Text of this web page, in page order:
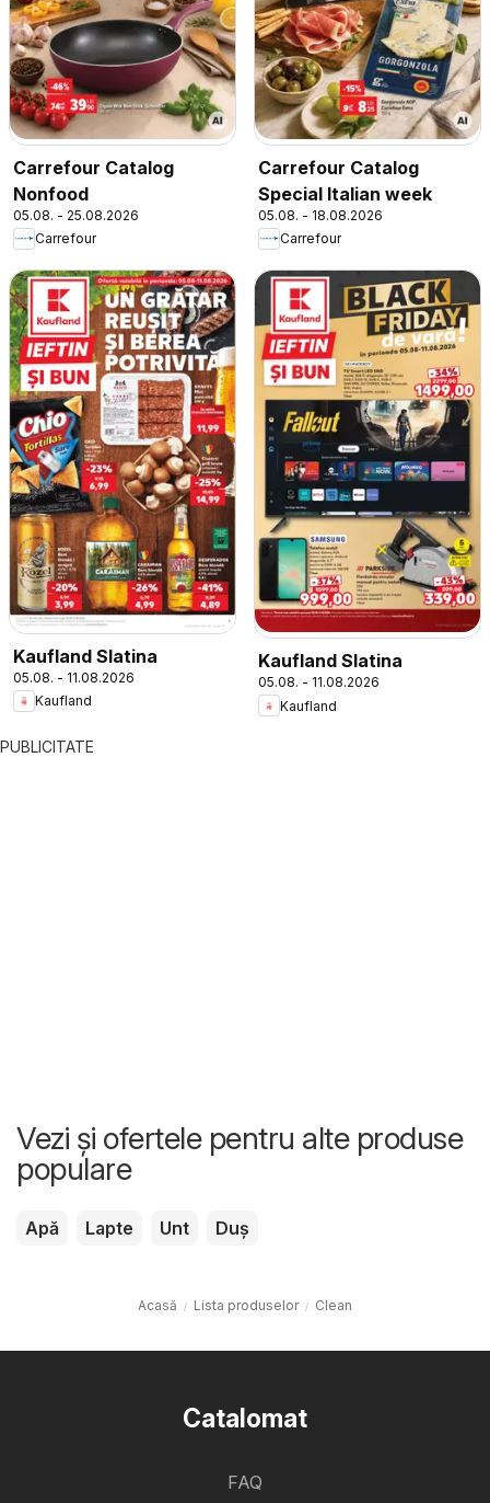
Carrefour Catalog
Nonfood
05.08. - 25.08.2026
Carrefour
Carrefour Catalog
Special Italian week
05.08. - 18.08.2026
Carrefour
Kaufland Slatina
05.08. - 11.08.2026
Kaufland
Kaufland Slatina
05.08. - 11.08.2026
Kaufland
PUBLICITATE
Vezi și ofertele pentru alte produse
populare
Apă Lapte Unt Duș
Acasă Lista produselor Clean
Catalomat
FAQ